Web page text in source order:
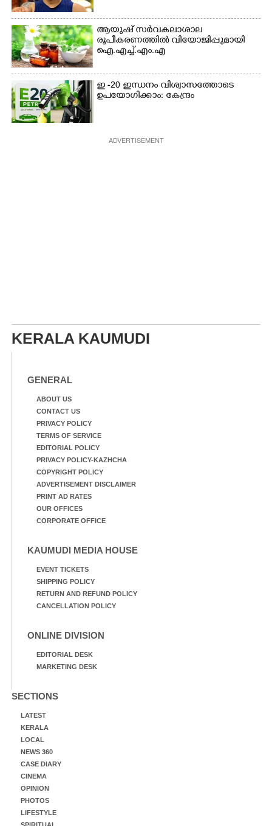
ആയുഷ് സർവകലാശാല
രൂപീകരണത്തിൽ വിയോജിപ്പുമായി
ഐ.എച്ച്.എം.എ
ഇ -20 ഇന്ധനം വിശ്വാസത്തോടെ
ഉപയോഗിക്കാം: കേന്ദ്രം
ADVERTISEMENT
KERALA KAUMUDI
GENERAL
ABOUT US
CONTACT US
PRIVACY POLICY
TERMS OF SERVICE
EDITORIAL POLICY
PRIVACY POLICY-KAZHCHA
COPYRIGHT POLICY
ADVERTISEMENT DISCLAIMER
PRINT AD RATES
OUR OFFICES
CORPORATE OFFICE
KAUMUDI MEDIA HOUSE
EVENT TICKETS
SHIPPING POLICY
RETURN AND REFUND POLICY
CANCELLATION POLICY
ONLINE DIVISION
EDITORIAL DESK
MARKETING DESK
SECTIONS
LATEST
KERALA
LOCAL
NEWS 360
CASE DIARY
CINEMA
OPINION
PHOTOS
LIFESTYLE